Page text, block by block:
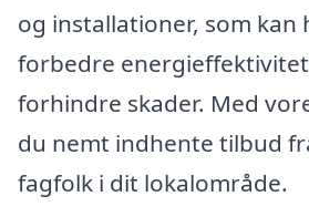
og installationer, som
forbedre
forhindre skader. Med
du nemt indhente tilbud
fagfolk i dit lokalområde.